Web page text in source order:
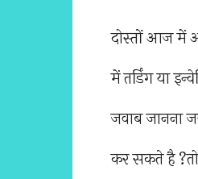
दोस्तों आज में
में तर्डिंग या
जवाब जानना
कर सकते है